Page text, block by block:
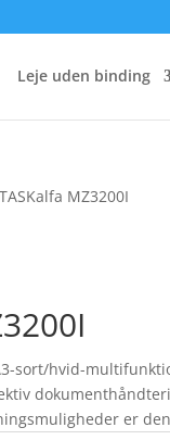
Leje uden binding
MZ3200I
sort/hvid-
er